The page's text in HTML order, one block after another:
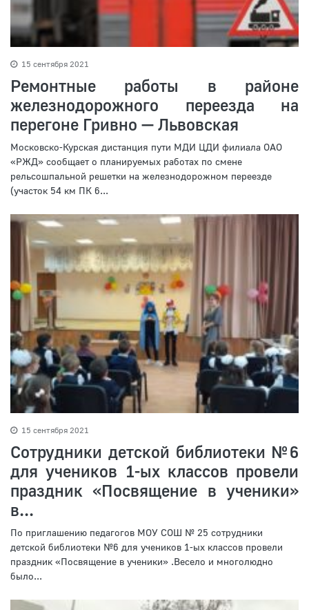
15 сентября 2021
Ремонтные работы в районе
железнодорожного переезда на
перегоне Гривно — Львовская
Московско-Курская дистанция пути МДИ ЦДИ филиала ОАО
«РЖД» сообщает о планируемых работах по смене
рельсошпальной решетки на железнодорожном переезде
(участок 54 км ПК 6...
15 сентября 2021
Сотрудники детской библиотеки №6
для учеников 1-ых классов провели
праздник «Посвящение в ученики»
в...
По приглашению педагогов МОУ СОШ № 25 сотрудники
детской библиотеки №6 для учеников 1-ых классов провели
праздник «Посвящение в ученики» .Весело и многолюдно
было...